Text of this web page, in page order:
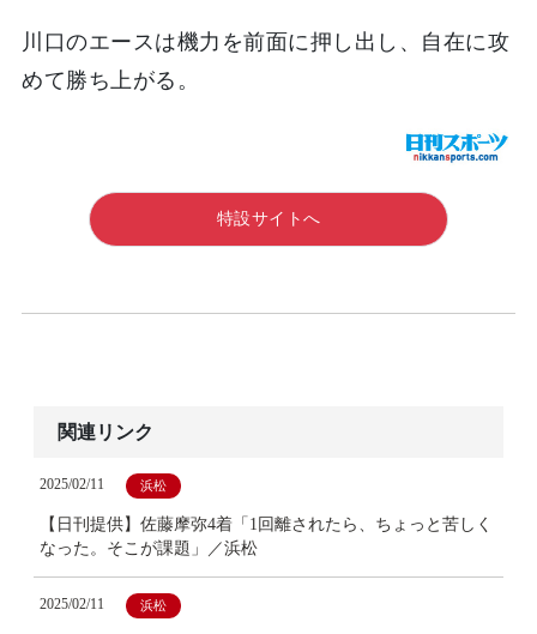
川口のエースは機力を前面に押し出し、自在に攻
めて勝ち上がる。
特設サイトへ
関連リンク
2025/02/11 浜松
【日刊提供】佐藤摩弥4着「1回離されたら、ちょっと苦しく
なった。そこが課題」／浜松
2025/02/11 浜松